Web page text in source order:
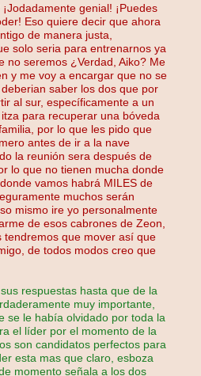
genial! ¡Puedes
Eso quiere decir que ahora
de manera justa,
solo seria para entrenarnos ya
no seremos ¿Verdad, Aiko? Me
y me voy a encargar que no se
saber los dos que por
al sur, específicamente a un
para recuperar una bóveda
por lo que les pido que
antes de ir a la nave
la reunión sera después de
lo que no tienen mucha donde
vamos habrá MILES de
muchos serán
mismo ire yo personalmente
de esos cabrones de Zeon,
tendremos que mover así que
de todos modos creo que
respuestas hasta que de la
muy importante,
se le había olvidado por toda la
el líder por el momento de la
son candidatos perfectos para
esta mas que claro, esboza
momento señala a los dos